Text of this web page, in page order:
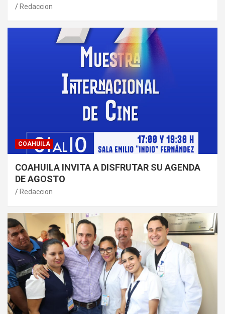
Redaccion
COAHUILA
COAHUILA INVITA A DISFRUTAR SU AGENDA
DE AGOSTO
Redaccion